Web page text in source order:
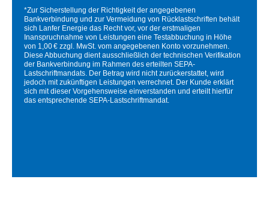
*Zur Sicherstellung der Richtigkeit der angegebenen
Bankverbindung und zur Vermeidung von Rücklastschriften behält
sich Lanfer Energie das Recht vor, vor der erstmaligen
Inanspruchnahme von Leistungen eine Testabbuchung in Höhe
von 1,00 € zzgl. MwSt. vom angegebenen Konto vorzunehmen.
Diese Abbuchung dient ausschließlich der technischen Verifikation
der Bankverbindung im Rahmen des erteilten SEPA-
Lastschriftmandats. Der Betrag wird nicht zurückerstattet, wird
jedoch mit zukünftigen Leistungen verrechnet. Der Kunde erklärt
sich mit dieser Vorgehensweise einverstanden und erteilt hierfür
das entsprechende SEPA-Lastschriftmandat.